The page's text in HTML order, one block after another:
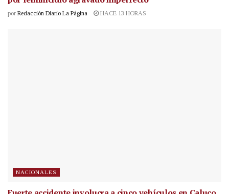
por Redacción Diario La Página HACE 13 HORAS
NACIONALES